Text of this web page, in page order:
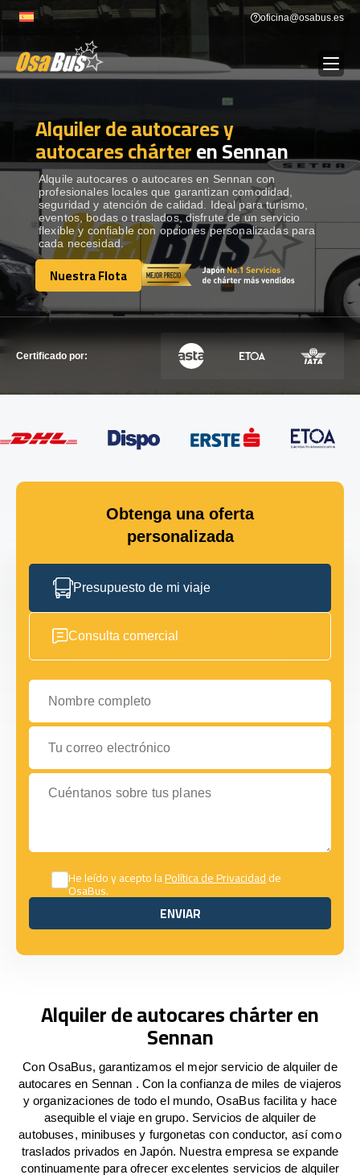
to
oficina@osabus.es
ALQUILER DE AUTOCARES
DESTINOS Show dropdown
RECORRIDAS Show dropdown
FLOTA
Alquiler de autocares y
autocares chárteren Sennan
Alquile autocares o autocares en Sennan con
profesionales locales que garantizan comodidad,
seguridad y atención de calidad. Ideal para turismo,
eventos, bodas o traslados, disfrute de un servicio
flexible y confiable con opciones personalizadas para
cada necesidad.
Nuestra Flota
Nuestra Flota
Certificado por:
Obtenga una oferta
personalizada
Presupuesto de mi viaje
Consulta comercial
Nombre completo
Tu correo electrónico
Cuéntanos sobre tus planes
He leído y acepto laPolítica de Privacidadde
OsaBus.
ENVIAR
ENVIAR
Alquiler de autocares chárter en
Sennan
Con OsaBus, garantizamos el mejor servicio de alquiler de
autocares en Sennan . Con la confianza de miles de viajeros
y organizaciones de todo el mundo, OsaBus facilita y hace
asequible el viaje en grupo. Servicios de alquiler de
autobuses, minibuses y furgonetas con conductor, así como
traslados privados en Japón. Nuestra empresa se expande
continuamente para ofrecer excelentes servicios de alquiler